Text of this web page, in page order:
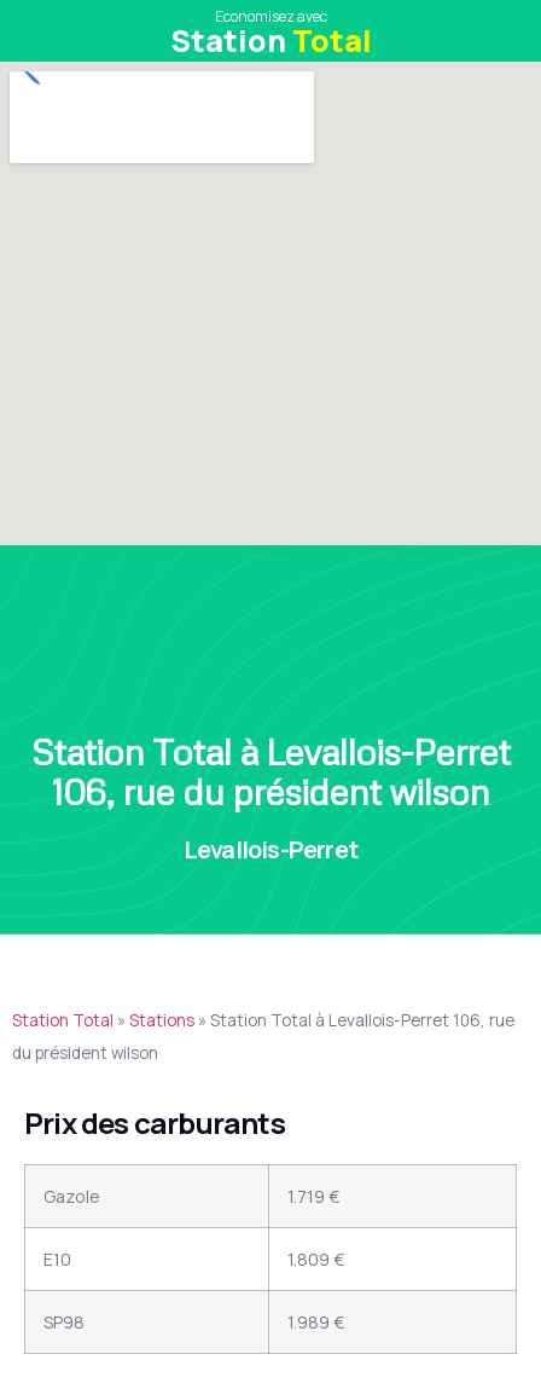
Economisez avec
Station Total
Station Total à Levallois-Perret
106, rue du président wilson
Levallois-Perret
Station Total » Stations » Station Total à Levallois-Perret 106, rue
du président wilson
Prix des carburants
Gazole 1.719 €
E10 1.809 €
SP98 1.989 €